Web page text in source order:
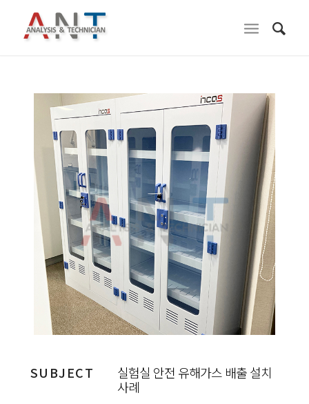
SUBJECT
실험실 안전 유해가스 배출 설치
사례